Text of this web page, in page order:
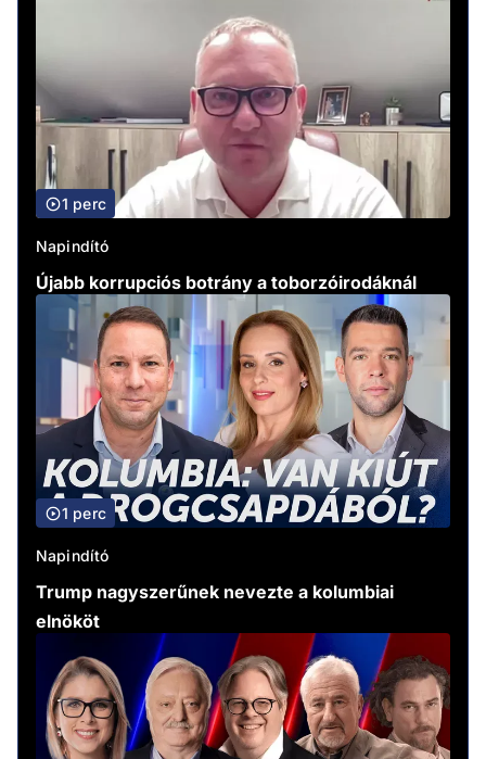
1 perc
Napindító
Újabb korrupciós botrány a toborzóirodáknál
1 perc
Napindító
Trump nagyszerűnek nevezte a kolumbiai
elnököt